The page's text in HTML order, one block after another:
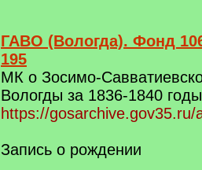
ГАВО (Вологда). Фонд
195
МК о Зосимо-
Вологды за 1836-1840 годы
https://
Запись о рождении